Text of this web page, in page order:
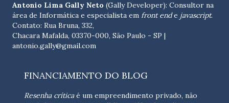
Antonio Lima Gally Neto (Gally Developer): Consultor na
área de Informática e especialista em front ende javascript.
Contato: Rua Bruna, 332,
Chacara Mafalda, 03370-000, São Paulo - SP |
antonio.gally@gmail.com
FINANCIAMENTO DO BLOG
Resenha críticaé um empreendimento privado, não